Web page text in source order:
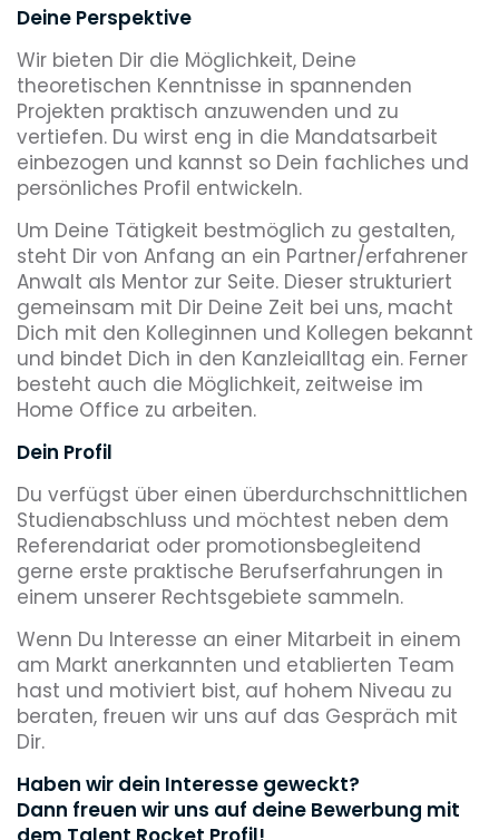
Deine Perspektive
Wir bieten Dir die Möglichkeit, Deine
theoretischen Kenntnisse in spannenden
Projekten praktisch anzuwenden und zu
vertiefen. Du wirst eng in die Mandatsarbeit
einbezogen und kannst so Dein fachliches und
persönliches Profil entwickeln.
Um Deine Tätigkeit bestmöglich zu gestalten,
steht Dir von Anfang an ein Partner/erfahrener
Anwalt als Mentor zur Seite. Dieser strukturiert
gemeinsam mit Dir Deine Zeit bei uns, macht
Dich mit den Kolleginnen und Kollegen bekannt
und bindet Dich in den Kanzleialltag ein. Ferner
besteht auch die Möglichkeit, zeitweise im
Home Office zu arbeiten.
Dein Profil
Du verfügst über einen überdurchschnittlichen
Studienabschluss und möchtest neben dem
Referendariat oder promotionsbegleitend
gerne erste praktische Berufserfahrungen in
einem unserer Rechtsgebiete sammeln.
Wenn Du Interesse an einer Mitarbeit in einem
am Markt anerkannten und etablierten Team
hast und motiviert bist, auf hohem Niveau zu
beraten, freuen wir uns auf das Gespräch mit
Dir.
Haben wir dein Interesse geweckt?
Dann freuen wir uns auf deine Bewerbung mit